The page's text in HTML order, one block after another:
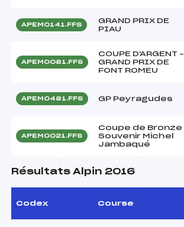
APEM0141.FFS
GRAND PRIX DE
PIAU
APEM0081.FFS
COUPE D'ARGENT –
GRAND PRIX DE
FONT ROMEU
APEM0481.FFS GP Peyragudes
APEM0021.FFS
Coupe de Bronze
Souvenir Michel
Jambaqué
Résultats Alpin 2016
Codex Course